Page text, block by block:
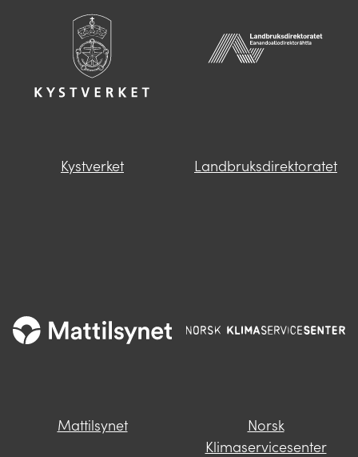
Kystverket Landbruksdirektoratet
Mattilsynet
Norsk
Klimaservicesenter